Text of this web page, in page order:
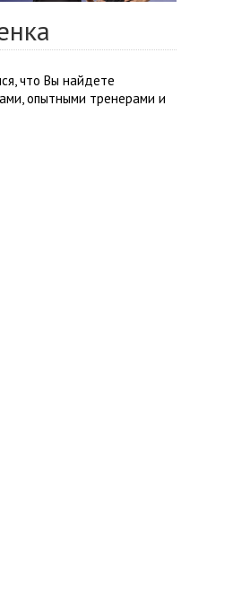
что Вы найдете
опытными тренерами и